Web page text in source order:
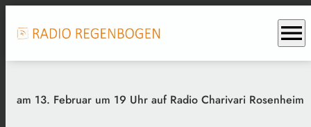
menu
am 13. Februar um 19 Uhr auf Radio Charivari Rosenheim